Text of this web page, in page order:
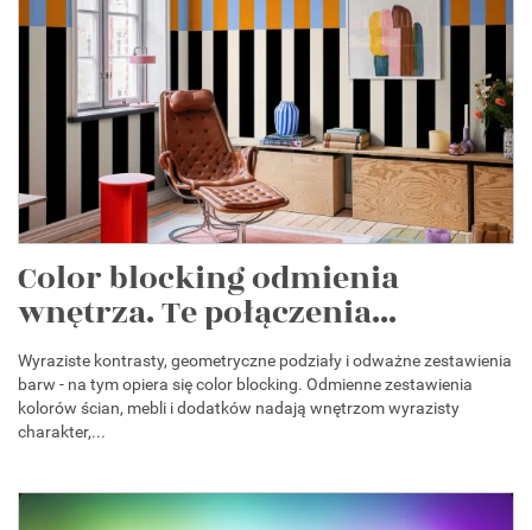
Color blocking odmienia
wnętrza. Te połączenia...
Wyraziste kontrasty, geometryczne podziały i odważne zestawienia
barw - na tym opiera się color blocking. Odmienne zestawienia
kolorów ścian, mebli i dodatków nadają wnętrzom wyrazisty
charakter,...